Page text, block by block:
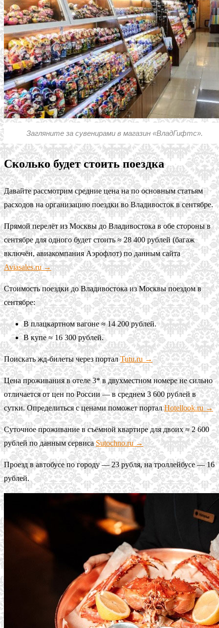
Загляните за сувенирами в магазин «ВладГифтс».
Сколько будет стоить поездка
Давайте рассмотрим средние цена на по основным статьям
расходов на организацию поездки во Владивосток в сентябре.
Прямой перелёт из Москвы до Владивостока в обе стороны в
сентябре для одного будет стоить ≈ 28 400 рублей (багаж
включён, авиакомпания Аэрофлот) по данным сайта
Aviasales.ru →
Стоимость поездки до Владивостока из Москвы поездом в
сентябре:
В плацкартном вагоне ≈ 14 200 рублей.
В купе ≈ 16 300 рублей.
Поискать жд-билеты через порталTutu.ru →
Цена проживания в отеле 3* в двухместном номере не сильно
отличается от цен по России — в среднем 3 600 рублей в
сутки. Определиться с ценами поможет порталHotellook.ru →
Суточное проживание в съёмной квартире для двоих ≈ 2 600
рублей по данным сервисаSutochno.ru →
Проезд в автобусе по городу — 23 рубля, на троллейбусе — 16
рублей.